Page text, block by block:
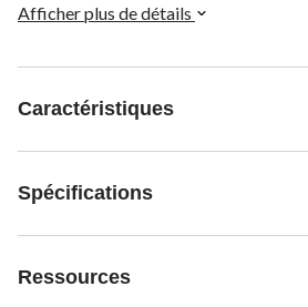
Afficher plus de détails
Caractéristiques
Spécifications
Ressources